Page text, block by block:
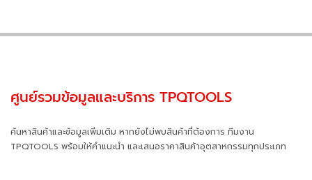
ศูนย์รวมข้อมูลและบริการ TPQTOOLS
ค้นหาสินค้าและข้อมูลเพิ่มเติม หากยังไม่พบสินค้าที่ต้องการ ทีมงาน
TPQTOOLS พร้อมให้คำแนะนำ และเสนอราคาสินค้าอุตสาหกรรมทุกประเภท